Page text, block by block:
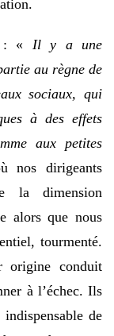
: « Il y a une
au règne de
sociaux, qui
à des effets
aux petites
nos dirigeants
la dimension
alors que nous
tourmenté.
origine conduit
à l’échec. Ils
de